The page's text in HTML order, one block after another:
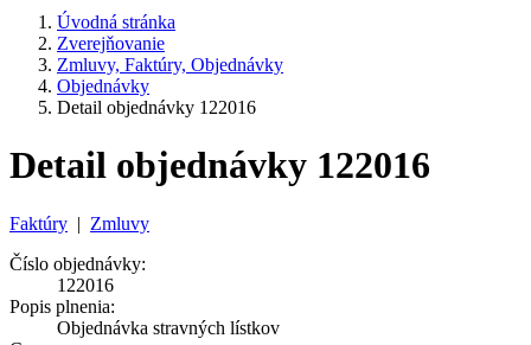
Úvodná stránka
Zverejňovanie
Zmluvy, Faktúry, Objednávky
Objednávky
Detail objednávky 122016
Detail objednávky 122016
Faktúry | Zmluvy
Číslo objednávky:
122016
Popis plnenia:
Objednávka stravných lístkov